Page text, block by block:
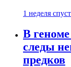
1 неделя
В
следы
предков